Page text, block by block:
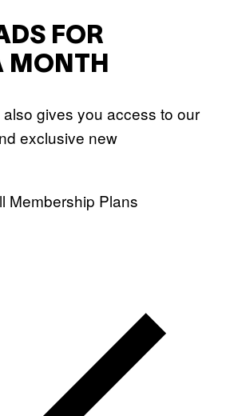
FOR
MONTH
gives you access to our
exclusive new
Membership Plans